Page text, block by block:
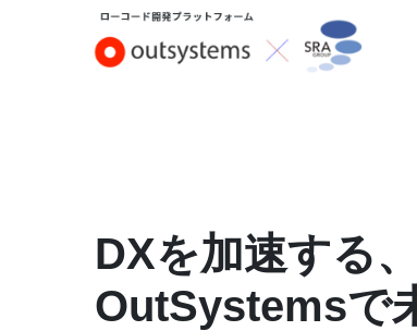
DXを加速する、
OutSystemsで